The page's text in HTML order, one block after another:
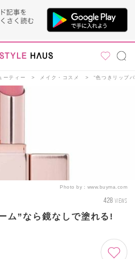
ーティー メイク・コスメ “色つきリップ
Photo by： www.buyma.com
428 VIEWS
ム”なら鏡なしで塗れる!